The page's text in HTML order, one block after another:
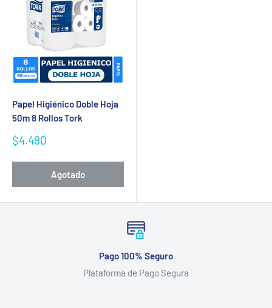
Papel Higiénico Doble Hoja
50m 8 Rollos Tork
Precio
venta
$4.490
Agotado
Pago 100% Seguro
Plataforma de Pago Segura